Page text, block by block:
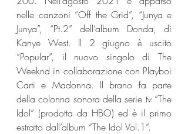
nelle canzoni “Off the Grid”, “Junya e
Junya”, “Pt.2” dell’album Donda, di
Kanye West. Il 2 giugno è uscito
“Popular”, il nuovo singolo di The
Weeknd in collaborazione con Playboi
Carti e Madonna. Il brano fa parte
della colonna sonora della serie tv “The
Idol” (prodotta da HBO) ed è il primo
estratto dall’album “The Idol Vol.1”.